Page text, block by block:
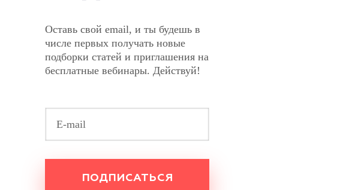
Оставь свой email, и ты будешь в
числе первых получать новые
подборки статей и приглашения на
бесплатные вебинары. Действуй!